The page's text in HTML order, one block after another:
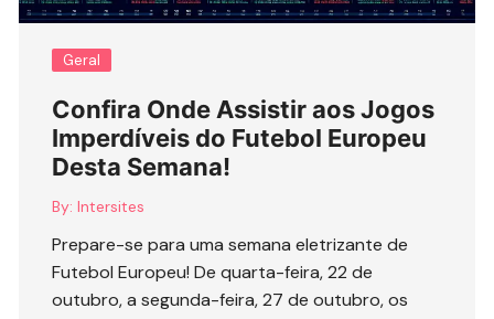
Geral
Confira Onde Assistir aos Jogos
Imperdíveis do Futebol Europeu
Desta Semana!
By: Intersites
Prepare-se para uma semana eletrizante de
Futebol Europeu! De quarta-feira, 22 de
outubro, a segunda-feira, 27 de outubro, os